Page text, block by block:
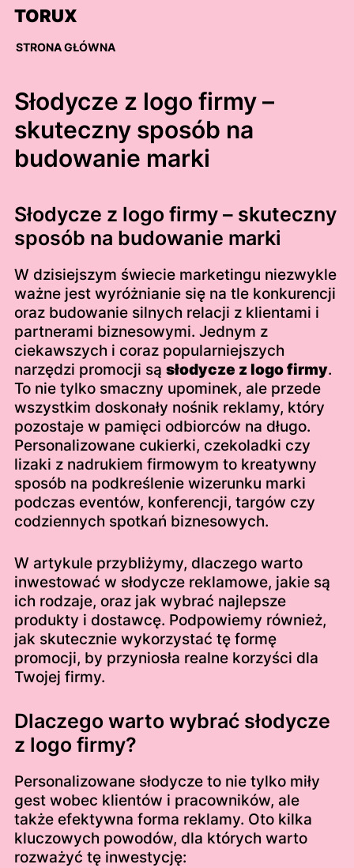
Skip
content
TORUX
STRONA GŁÓWNA
Słodycze z logo firmy –
skuteczny sposób na
budowanie marki
Słodycze z logo firmy – skuteczny
sposób na budowanie marki
W dzisiejszym świecie marketingu niezwykle
ważne jest wyróżnianie się na tle konkurencji
oraz budowanie silnych relacji z klientami i
partnerami biznesowymi. Jednym z
ciekawszych i coraz popularniejszych
narzędzi promocji są słodycze z logo firmy.
To nie tylko smaczny upominek, ale przede
wszystkim doskonały nośnik reklamy, który
pozostaje w pamięci odbiorców na długo.
Personalizowane cukierki, czekoladki czy
lizaki z nadrukiem firmowym to kreatywny
sposób na podkreślenie wizerunku marki
podczas eventów, konferencji, targów czy
codziennych spotkań biznesowych.
W artykule przybliżymy, dlaczego warto
inwestować w słodycze reklamowe, jakie są
ich rodzaje, oraz jak wybrać najlepsze
produkty i dostawcę. Podpowiemy również,
jak skutecznie wykorzystać tę formę
promocji, by przyniosła realne korzyści dla
Twojej firmy.
Dlaczego warto wybrać słodycze
z logo firmy?
Personalizowane słodycze to nie tylko miły
gest wobec klientów i pracowników, ale
także efektywna forma reklamy. Oto kilka
kluczowych powodów, dla których warto
rozważyć tę inwestycję: